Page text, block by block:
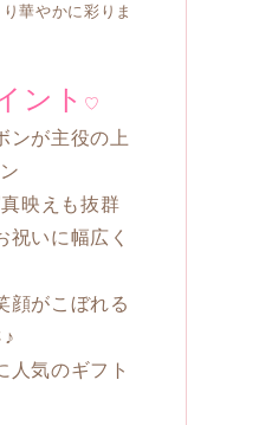
華やかに彩りま
ント ♡
ンが主役の上
映えも抜群
祝いに幅広く
顔がこぼれる
人気のギフト